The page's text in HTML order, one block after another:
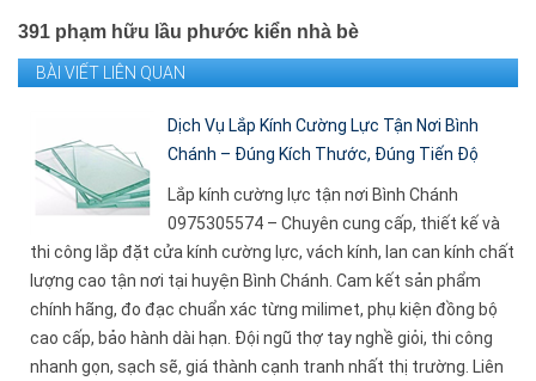
391 phạm hữu lầu phước kiển nhà bè
BÀI VIẾT LIÊN QUAN
Dịch Vụ Lắp Kính Cường Lực Tận Nơi Bình
Chánh – Đúng Kích Thước, Đúng Tiến Độ
Lắp kính cường lực tận nơi Bình Chánh
0975305574 – Chuyên cung cấp, thiết kế và
thi công lắp đặt cửa kính cường lực, vách kính, lan can kính chất
lượng cao tận nơi tại huyện Bình Chánh. Cam kết sản phẩm
chính hãng, đo đạc chuẩn xác từng milimet, phụ kiện đồng bộ
cao cấp, bảo hành dài hạn. Đội ngũ thợ tay nghề giỏi, thi công
nhanh gọn, sạch sẽ, giá thành cạnh tranh nhất thị trường. Liên